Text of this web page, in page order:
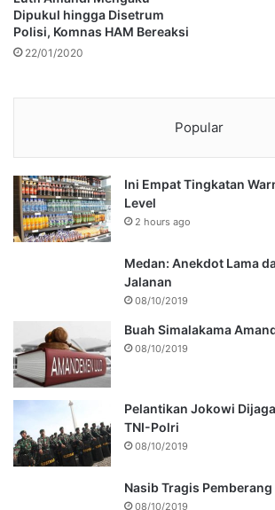
Dipukul hingga Disetrum
Polisi, Komnas HAM Bereaksi
22/01/2020
Popular
Ini Empat Tingkatan
Level
2 hours ago
Medan: Anekdot Lama
Jalanan
08/10/2019
Buah Simalakama
08/10/2019
Pelantikan Jokowi
TNI-Polri
08/10/2019
Nasib Tragis
08/10/2019